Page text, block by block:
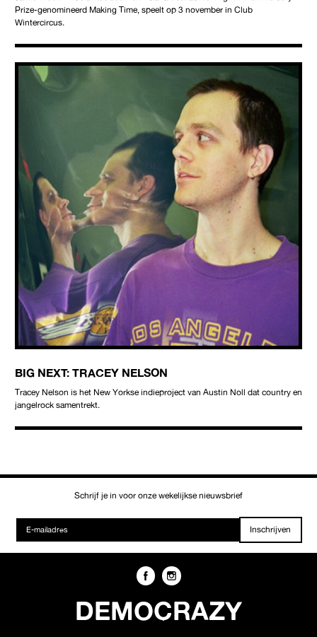
Prize-genomineerd Making Time, speelt op 3 november in Club
Wintercircus.
BIG NEXT: TRACEY NELSON
Tracey Nelson is het New Yorkse indieproject van Austin Noll dat country en
jangelrock samentrekt.
Schrijf je in voor onze wekelijkse nieuwsbrief
Inschrijven
DEMOCRAZY